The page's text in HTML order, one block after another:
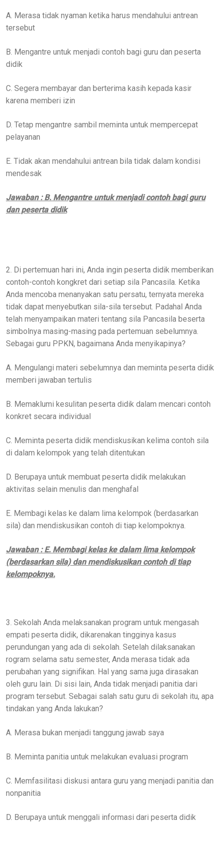
A. Merasa tidak nyaman ketika harus mendahului antrean
tersebut
B. Mengantre untuk menjadi contoh bagi guru dan peserta
didik
C. Segera membayar dan berterima kasih kepada kasir
karena memberi izin
D. Tetap mengantre sambil meminta untuk mempercepat
pelayanan
E. Tidak akan mendahului antrean bila tidak dalam kondisi
mendesak
Jawaban : B. Mengantre untuk menjadi contoh bagi guru
dan peserta didik
2. Di pertemuan hari ini, Anda ingin peserta didik memberikan
contoh-contoh kongkret dari setiap sila Pancasila. Ketika
Anda mencoba menanyakan satu persatu, ternyata mereka
tidak dapat menyebutkan sila-sila tersebut. Padahal Anda
telah menyampaikan materi tentang sila Pancasila beserta
simbolnya masing-masing pada pertemuan sebelumnya.
Sebagai guru PPKN, bagaimana Anda menyikapinya?
A. Mengulangi materi sebelumnya dan meminta peserta didik
memberi jawaban tertulis
B. Memaklumi kesulitan peserta didik dalam mencari contoh
konkret secara individual
C. Meminta peserta didik mendiskusikan kelima contoh sila
di dalam kelompok yang telah ditentukan
D. Berupaya untuk membuat peserta didik melakukan
aktivitas selain menulis dan menghafal
E. Membagi kelas ke dalam lima kelompok (berdasarkan
sila) dan mendiskusikan contoh di tiap kelompoknya.
Jawaban : E. Membagi kelas ke dalam lima kelompok
(berdasarkan sila) dan mendiskusikan contoh di tiap
kelompoknya.
3. Sekolah Anda melaksanakan program untuk mengasah
empati peserta didik, dikarenakan tingginya kasus
perundungan yang ada di sekolah. Setelah dilaksanakan
rogram selama satu semester, Anda merasa tidak ada
perubahan yang signifikan. Hal yang sama juga dirasakan
oleh guru lain. Di sisi lain, Anda tidak menjadi panitia dari
program tersebut. Sebagai salah satu guru di sekolah itu, apa
tindakan yang Anda lakukan?
A. Merasa bukan menjadi tanggung jawab saya
B. Meminta panitia untuk melakukan evaluasi program
C. Memfasilitasi diskusi antara guru yang menjadi panitia dan
nonpanitia
D. Berupaya untuk menggali informasi dari peserta didik